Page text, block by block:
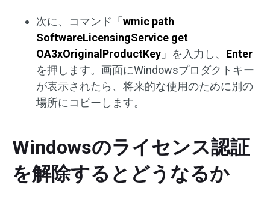
次に、コマンド「wmic path
SoftwareLicensingService get
OA3xOriginalProductKey 」を入力し、 Enter
を押します。画面にWindowsプロダクトキー
が表示されたら、将来的な使用のために別の
場所にコピーします。
Windowsのライセンス認証
を解除するとどうなるか